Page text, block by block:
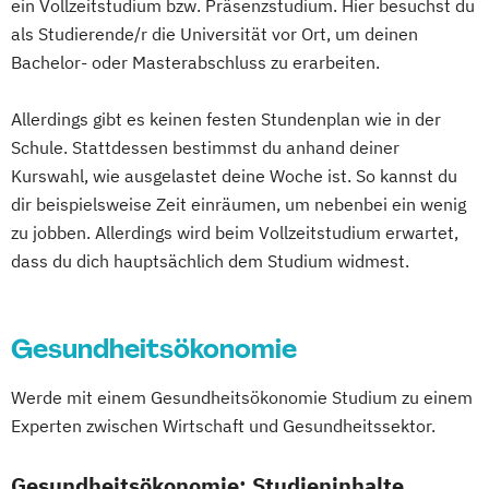
ein Vollzeitstudium bzw. Präsenzstudium. Hier besuchst du
als Studierende/r die Universität vor Ort, um deinen
Bachelor- oder Masterabschluss zu erarbeiten.
Allerdings gibt es keinen festen Stundenplan wie in der
Schule. Stattdessen bestimmst du anhand deiner
Kurswahl, wie ausgelastet deine Woche ist. So kannst du
dir beispielsweise Zeit einräumen, um nebenbei ein wenig
zu jobben. Allerdings wird beim Vollzeitstudium erwartet,
dass du dich hauptsächlich dem Studium widmest.
Gesundheitsökonomie
Werde mit einem Gesundheitsökonomie Studium zu einem
Experten zwischen Wirtschaft und Gesundheitssektor.